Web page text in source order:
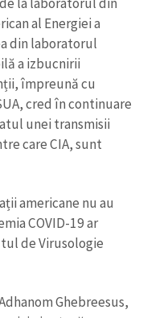
al Energiei a
din laboratorul
a izbucnirii
împreună cu
cred în continuare
unei transmisii
care CIA, sunt
americane nu au
COVID-19 ar
de Virusologie
Ghebreesus,